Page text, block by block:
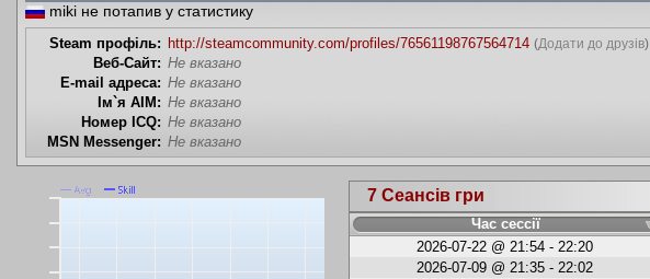
miki не потапив у статистику
Steam профіль: http://steamcommunity.com/profiles/76561198767564714 (Додати до друзів)
Веб-Сайт: Не вказано
E-mail адреса: Не вказано
Ім`я AIM: Не вказано
Номер ICQ: Не вказано
MSN Messenger: Не вказано
7 Сеансів гри
Час сессії
2026-07-22 @ 21:54 - 22:20
2026-07-09 @ 21:35 - 22:02